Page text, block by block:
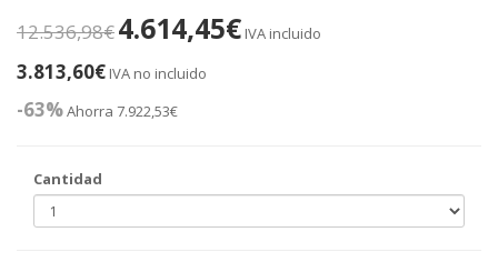
12.536,98€4.614,45€ IVA incluido
3.813,60€ IVA no incluido
-63%Ahorra 7.922,53€
Cantidad